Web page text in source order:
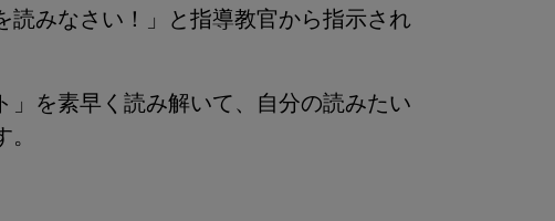
読みなさい！」と指導教官から指示され
を素早く読み解いて、自分の読みたい